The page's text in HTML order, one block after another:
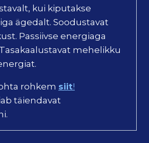
kui kiputakse
ägedalt. Soodustavat
Passiivse energiaga
mehelikku
rohkem siit!
täiendavat